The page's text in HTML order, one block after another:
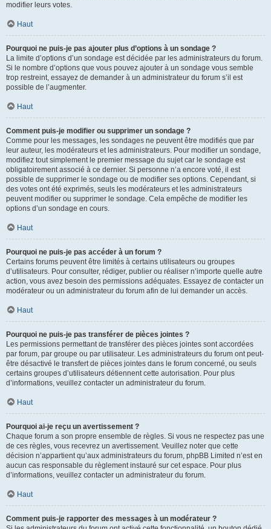
modifier leurs votes.
Haut
Pourquoi ne puis-je pas ajouter plus d’options à un sondage ?
La limite d’options d’un sondage est décidée par les administrateurs du forum.
Si le nombre d’options que vous pouvez ajouter à un sondage vous semble
trop restreint, essayez de demander à un administrateur du forum s’il est
possible de l’augmenter.
Haut
Comment puis-je modifier ou supprimer un sondage ?
Comme pour les messages, les sondages ne peuvent être modifiés que par
leur auteur, les modérateurs et les administrateurs. Pour modifier un sondage,
modifiez tout simplement le premier message du sujet car le sondage est
obligatoirement associé à ce dernier. Si personne n’a encore voté, il est
possible de supprimer le sondage ou de modifier ses options. Cependant, si
des votes ont été exprimés, seuls les modérateurs et les administrateurs
peuvent modifier ou supprimer le sondage. Cela empêche de modifier les
options d’un sondage en cours.
Haut
Pourquoi ne puis-je pas accéder à un forum ?
Certains forums peuvent être limités à certains utilisateurs ou groupes
d’utilisateurs. Pour consulter, rédiger, publier ou réaliser n’importe quelle autre
action, vous avez besoin des permissions adéquates. Essayez de contacter un
modérateur ou un administrateur du forum afin de lui demander un accès.
Haut
Pourquoi ne puis-je pas transférer de pièces jointes ?
Les permissions permettant de transférer des pièces jointes sont accordées
par forum, par groupe ou par utilisateur. Les administrateurs du forum ont peut-
être désactivé le transfert de pièces jointes dans le forum concerné, ou seuls
certains groupes d’utilisateurs détiennent cette autorisation. Pour plus
d’informations, veuillez contacter un administrateur du forum.
Haut
Pourquoi ai-je reçu un avertissement ?
Chaque forum a son propre ensemble de règles. Si vous ne respectez pas une
de ces règles, vous recevrez un avertissement. Veuillez noter que cette
décision n’appartient qu’aux administrateurs du forum, phpBB Limited n’est en
aucun cas responsable du règlement instauré sur cet espace. Pour plus
d’informations, veuillez contacter un administrateur du forum.
Haut
Comment puis-je rapporter des messages à un modérateur ?